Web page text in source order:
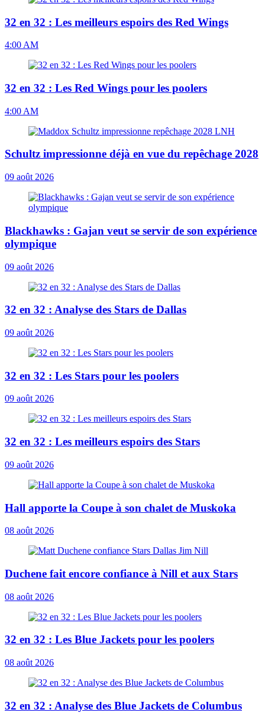
32 en 32 : Les meilleurs espoirs des Red Wings
4:00 AM
32 en 32 : Les Red Wings pour les poolers
4:00 AM
Schultz impressionne déjà en vue du repêchage 2028
09 août 2026
Blackhawks : Gajan veut se servir de son expérience
olympique
09 août 2026
32 en 32 : Analyse des Stars de Dallas
09 août 2026
32 en 32 : Les Stars pour les poolers
09 août 2026
32 en 32 : Les meilleurs espoirs des Stars
09 août 2026
Hall apporte la Coupe à son chalet de Muskoka
08 août 2026
Duchene fait encore confiance à Nill et aux Stars
08 août 2026
32 en 32 : Les Blue Jackets pour les poolers
08 août 2026
32 en 32 : Analyse des Blue Jackets de Columbus